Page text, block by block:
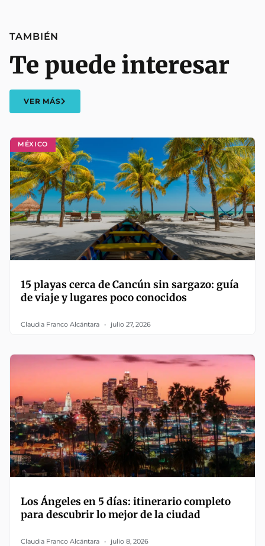
MÉXICO
15 playas cerca de Cancún sin sargazo: guía
de viaje y lugares poco conocidos
Claudia Franco Alcántara julio 27, 2026
Los Ángeles en 5 días: itinerario completo
para descubrir lo mejor de la ciudad
Claudia Franco Alcántara julio 8, 2026
TAMBIÉN
Te puede interesar
VER MÁS